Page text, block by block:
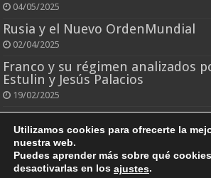
04/05/2025
Rusia y el Nuevo OrdenMundial
02/04/2025
Franco y su régimen analizados
Estulin y Jesús Palacios
19/02/2025
El rey que todo lo perdió
25/10/2024
Utilizamos cookies para ofrecerte la
nuestra web.
Puedes aprender más sobre qué
desactivarlas en los ajustes.